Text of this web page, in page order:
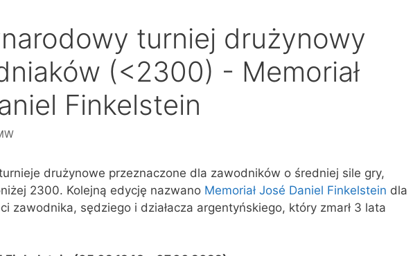
turniej drużynowy
(<2300) - Memoriał
Finkelstein
drużynowe przeznaczone dla zawodników o średniej sile gry,
2300. Kolejną edycję nazwano Memoriał José Daniel Finkelstein dla
zawodnika, sędziego i działacza argentyńskiego, który zmarł 3 lata